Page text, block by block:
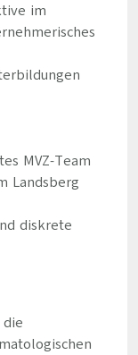
im
MVZ-Team
Landsberg
diskrete